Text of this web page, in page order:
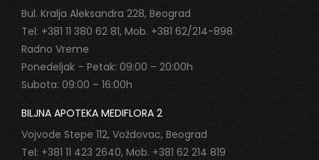
Bul. Kralja Aleksandra 228, Beograd
Tel: +381 11 380 62 81, Mob. +381 62/214-898
Radno Vreme
Ponedeljak – Petak: 09:00 – 20:00h
Subota: 09:00 – 16:00h
BILJNA APOTEKA MEDIFLORA 2
Vojvode Stepe 112, Voždovac, Beograd
Tel: +381 11 423 2640, Mob. +381 62 214 819